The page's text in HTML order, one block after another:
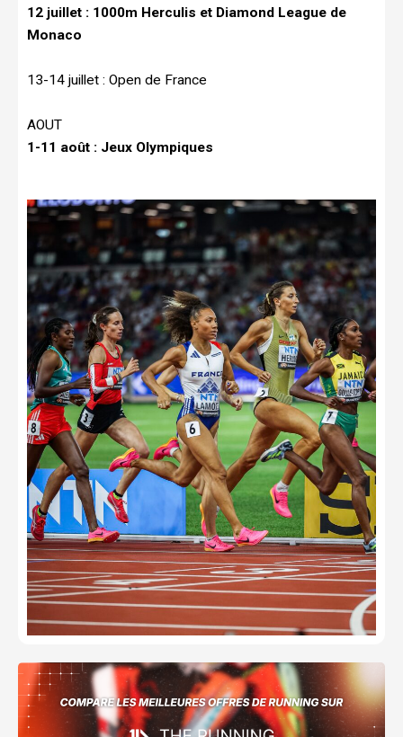
12 juillet : 1000m Herculis et Diamond League de
Monaco
13-14 juillet : Open de France
AOUT
1-11 août : Jeux Olympiques